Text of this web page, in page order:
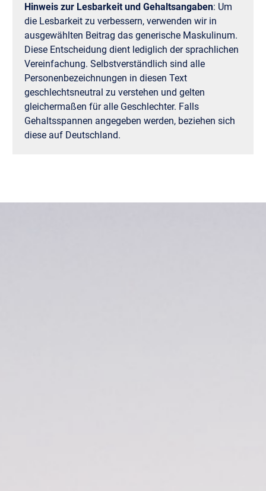
Hinweis zur Lesbarkeit und Gehaltsangaben: Um
die Lesbarkeit zu verbessern, verwenden wir in
ausgewählten Beitrag das generische Maskulinum.
Diese Entscheidung dient lediglich der sprachlichen
Vereinfachung. Selbstverständlich sind alle
Personenbezeichnungen in diesen Text
geschlechtsneutral zu verstehen und gelten
gleichermaßen für alle Geschlechter. Falls
Gehaltsspannen angegeben werden, beziehen sich
diese auf Deutschland.